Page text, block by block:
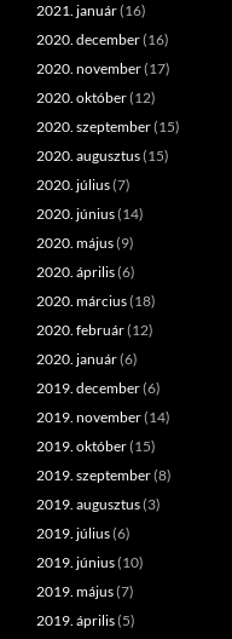
2021. január(16)
2020. december(16)
2020. november(17)
2020. október(12)
2020. szeptember(15)
2020. augusztus(15)
2020. július(7)
2020. június(14)
2020. május(9)
2020. április(6)
2020. március(18)
2020. február(12)
2020. január(6)
2019. december(6)
2019. november(14)
2019. október(15)
2019. szeptember(8)
2019. augusztus(3)
2019. július(6)
2019. június(10)
2019. május(7)
2019. április(5)